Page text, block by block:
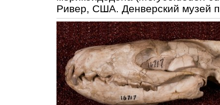
Ривер, США. Денверский музей